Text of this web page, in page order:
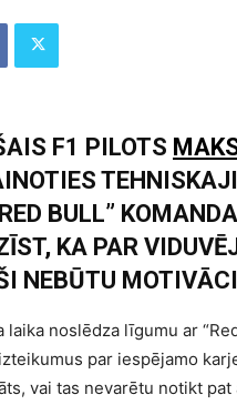
F1 PILOTS
BULL”
KA PAR
NEBŪTU
laika noslēdza līgumu ar
par iespējamo
vai tas nevarētu notikt pat